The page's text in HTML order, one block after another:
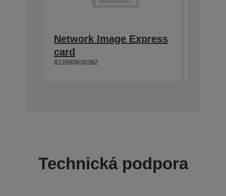
Network Image Express
card
B12B808392BZ
Technická podpora